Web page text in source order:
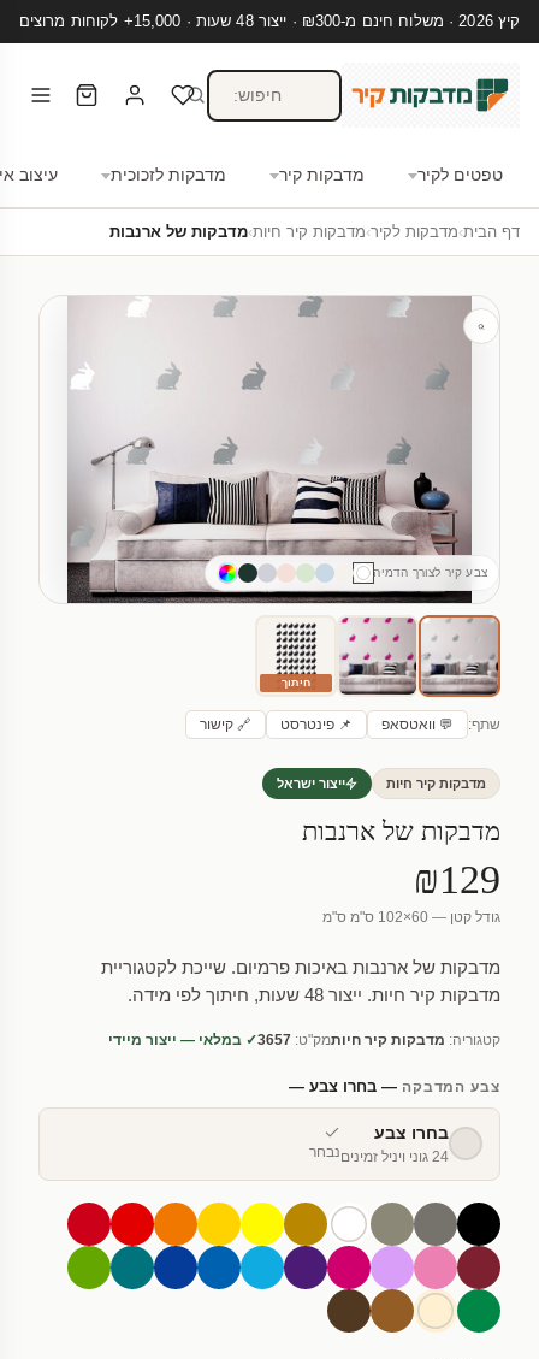
קיץ 2026 · משלוח חינם מ-₪300 · ייצור 48 שעות · 15,000+ לקוחות מרוצים
טפטים לקיר מדבקות קיר מדבקות לזכוכית עיצוב
דף הבית›מדבקות לקיר›מדבקות קיר חיות›מדבקות של ארנבות
צבע קיר לצורך הדמיה
חיתוך
שתף: 💬 וואטסאפ 📌 פינטרסט 🔗 קישור
מדבקות קיר חיות ייצור ישראל
מדבקות של ארנבות
₪129
גודל קטן — 60×102 ס"מ ס"מ
מדבקות של ארנבות באיכות פרמיום. שייכת לקטגוריית
מדבקות קיר חיות. ייצור 48 שעות, חיתוך לפי מידה.
קטגוריה: מדבקות קיר חיותמק"ט: 3657✓ במלאי — ייצור מיידי
צבע המדבקה— בחרו צבע —
בחרו צבע
24 גוני ויניל זמינים נבחר